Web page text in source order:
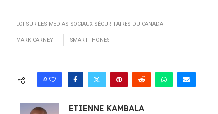
LOI SUR LES MÉDIAS SOCIAUX SÉCURITAIRES DU CANADA
MARK CARNEY SMARTPHONES
0
ETIENNE KAMBALA